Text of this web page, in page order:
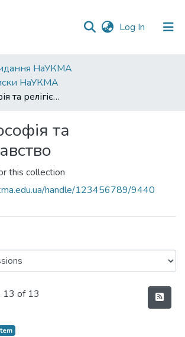
Log In (current)
НаУКМА
НаУКМА
102: Філософія та релігієзнавство
та
this collection
handle/123456789/9440
13 of 13